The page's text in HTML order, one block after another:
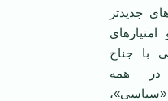
جدیدتر
با جناح
در همه